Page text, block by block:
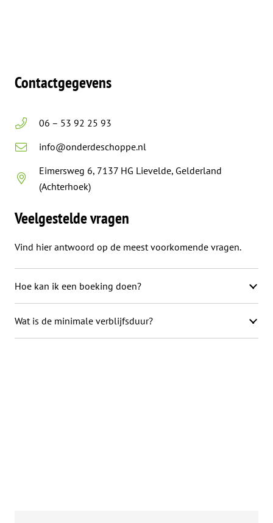
Contactgegevens
06 – 53 92 25 93
info@onderdeschoppe.nl
Eimersweg 6, 7137 HG Lievelde, Gelderland
(Achterhoek)
Veelgestelde vragen
Vind hier antwoord op de meest voorkomende vragen.
Hoe kan ik een boeking doen?
Wat is de minimale verblijfsduur?